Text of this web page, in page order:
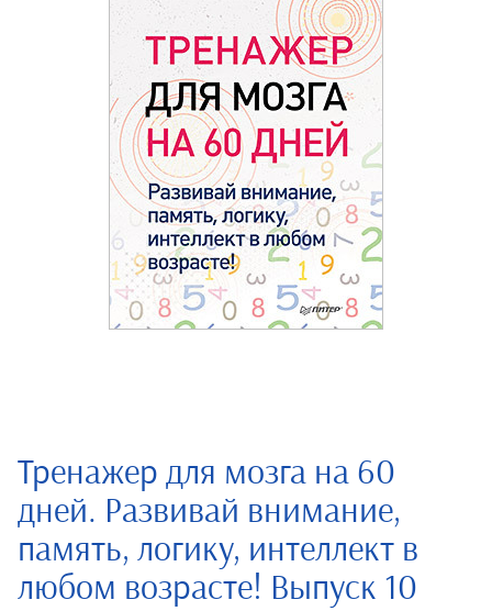
Тренажер для мозга на 60
дней. Развивай внимание,
память, логику, интеллект в
любом возрасте! Выпуск 10